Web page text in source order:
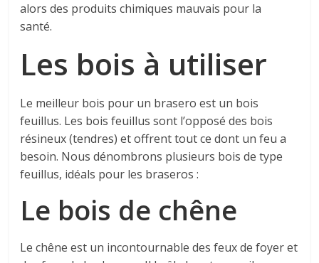
alors des produits chimiques mauvais pour la
santé.
Les bois à utiliser
Le meilleur bois pour un brasero est un bois
feuillus. Les bois feuillus sont l’opposé des bois
résineux (tendres) et offrent tout ce dont un feu a
besoin. Nous dénombrons plusieurs bois de type
feuillus, idéals pour les braseros :
Le bois de chêne
Le chêne est un incontournable des feux de foyer et